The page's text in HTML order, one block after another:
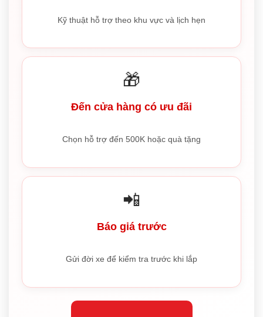
Kỹ thuật hỗ trợ theo khu vực và lịch hẹn
🎁
Đến cửa hàng có ưu đãi
Chọn hỗ trợ đến 500K hoặc quà tặng
📲
Báo giá trước
Gửi đời xe để kiểm tra trước khi lắp